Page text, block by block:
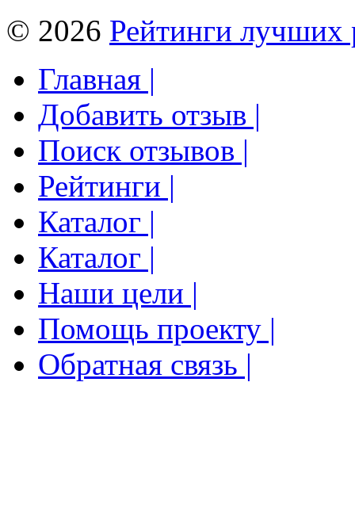
© 2026 Рейтинги лучших
Главная |
Добавить отзыв |
Поиск отзывов |
Рейтинги |
Каталог |
Каталог |
Наши цели |
Помощь проекту |
Обратная связь |